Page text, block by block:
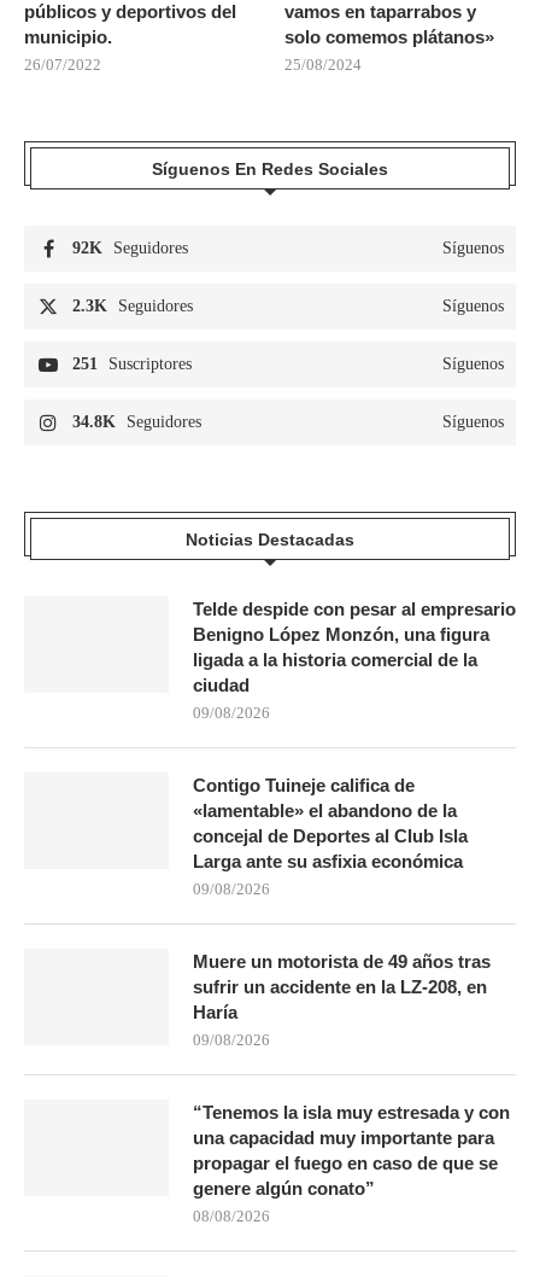
públicos y deportivos del
municipio.
26/07/2022
vamos en taparrabos y
solo comemos plátanos»
25/08/2024
Síguenos En Redes Sociales
92K Seguidores Síguenos
2.3K Seguidores Síguenos
251 Suscriptores Síguenos
34.8K Seguidores Síguenos
Noticias Destacadas
Telde despide con pesar al empresario
Benigno López Monzón, una figura
ligada a la historia comercial de la
ciudad
09/08/2026
Contigo Tuineje califica de
«lamentable» el abandono de la
concejal de Deportes al Club Isla
Larga ante su asfixia económica
09/08/2026
Muere un motorista de 49 años tras
sufrir un accidente en la LZ-208, en
Haría
09/08/2026
“Tenemos la isla muy estresada y con
una capacidad muy importante para
propagar el fuego en caso de que se
genere algún conato”
08/08/2026